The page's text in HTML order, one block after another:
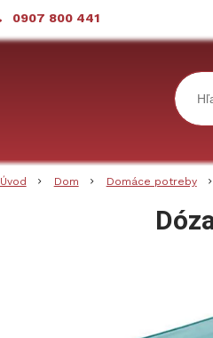
0907 800 441
Úvod Dom Domáce potreby